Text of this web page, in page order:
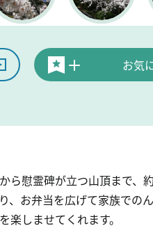
お気
ら慰霊碑が立つ山頂まで、
、お弁当を広げて家族での
しませてくれます。